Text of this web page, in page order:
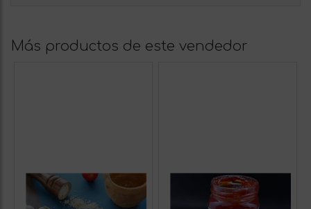
Más productos de este vendedor